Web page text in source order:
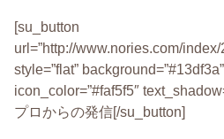
[su_button
url=”http://www.nories.com/
style=”flat”
icon_color=”#faf5f5″
プロからの発信[/su_button]